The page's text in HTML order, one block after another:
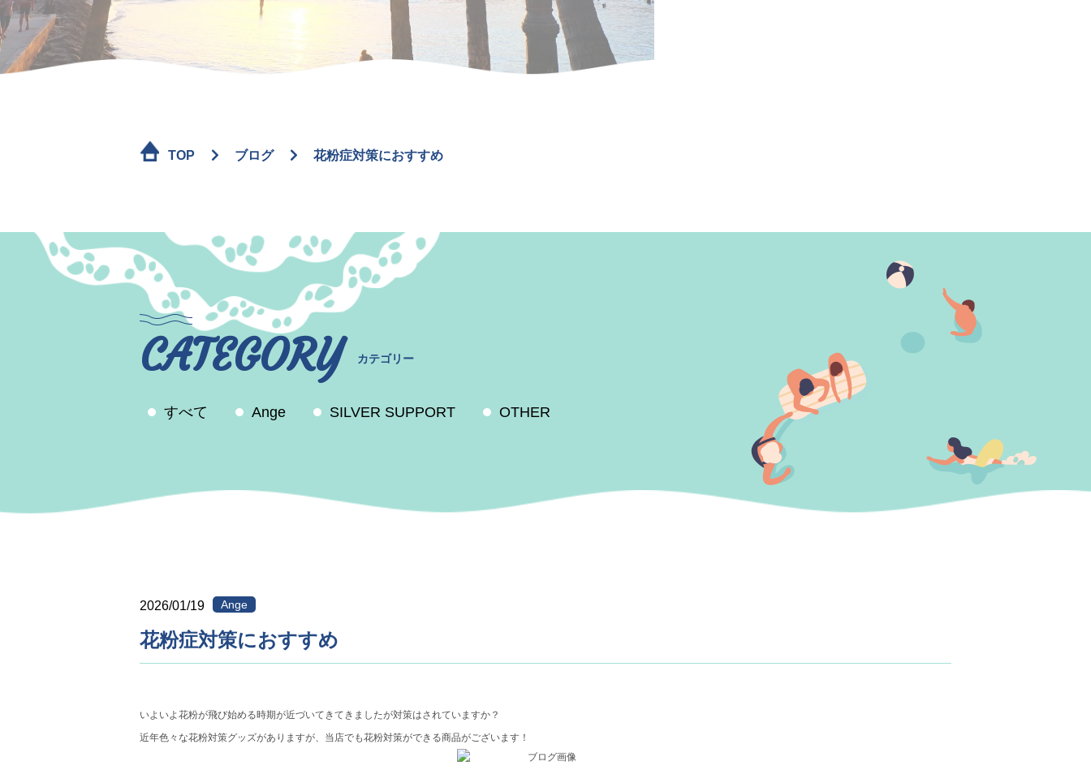
TOP ブログ 花粉症対策におすすめ
CATEGORY カテゴリー
すべて Ange SILVER SUPPORT OTHER
2026/01/19 Ange
花粉症対策におすすめ
いよいよ花粉が飛び始める時期が近づいてきてきましたが対策はされていますか？
近年色々な花粉対策グッズがありますが、当店でも花粉対策ができる商品がございます！